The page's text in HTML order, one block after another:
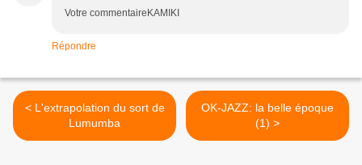
Votre commentaireKAMIKI
Répondre
< L'extrapolation du sort de
Lumumba
OK-JAZZ: la belle époque
(1) >